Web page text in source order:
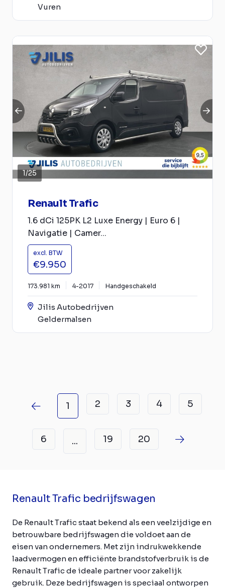
Vuren
1/25
Renault Trafic
1.6 dCi 125PK L2 Luxe Energy | Euro 6 |
Navigatie | Camer...
excl. BTW
€9.950
173.981 km 4-2017 Handgeschakeld
Jilis Autobedrijven
Geldermalsen
1 2 3 4 5
6 ... 19 20
Renault Trafic bedrijfswagen
De Renault Trafic staat bekend als een veelzijdige en
betrouwbare bedrijfswagen die voldoet aan de
eisen van ondernemers. Met zijn indrukwekkende
laadvermogen en efficiënte brandstofverbruik is de
Renault Trafic de ideale partner voor zakelijk
gebruik. Deze bedrijfswagen is speciaal ontworpen